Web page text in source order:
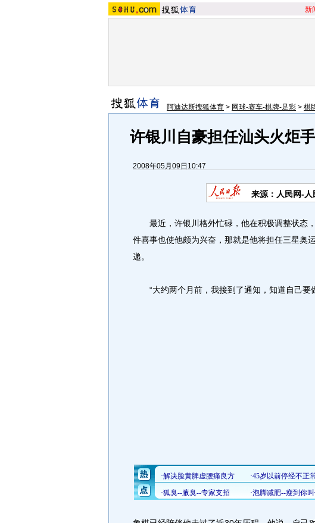
新
阿迪达斯搜狐体育 > 网球-赛车-棋牌-足彩 > 棋
许银川自豪担任汕头火炬
2008年05月09日10:47
来源：人民网-人
最近，许银川格外忙碌，他在积极调整状态
件喜事也使他颇为兴奋，那就是他将担任三星奥
递。
“大约两个月前，我接到了通知，知道自己要